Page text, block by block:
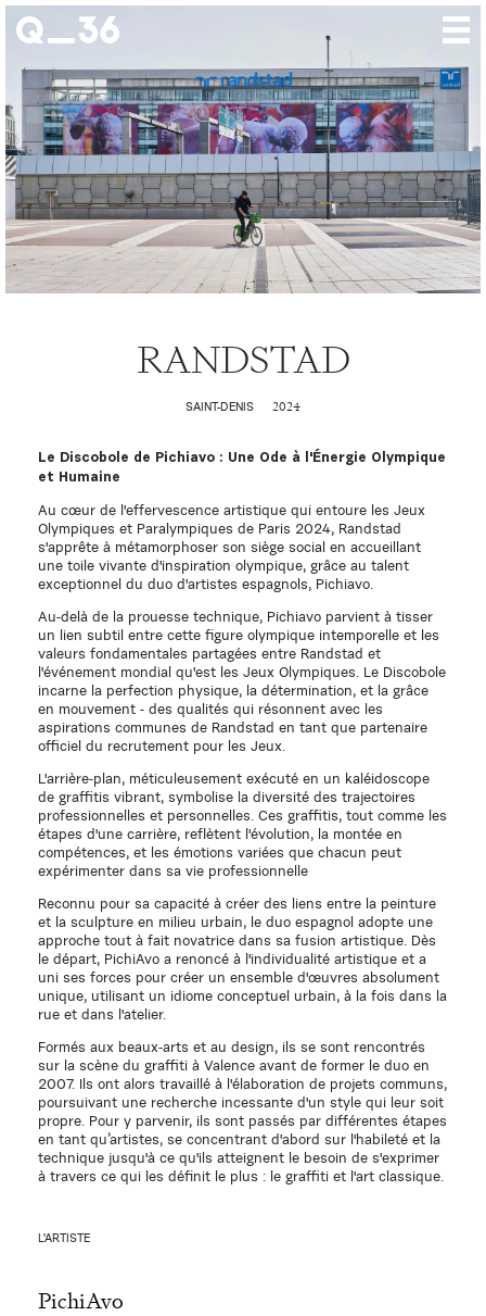
Nos créations
Nos talents
Où nous trouver
Nos expositions
À propos
RANDSTAD
SAINT-DENIS 2024
Le Discobole de Pichiavo : Une Ode à l'Énergie Olympique
et Humaine
Au cœur de l'effervescence artistique qui entoure les Jeux
Olympiques et Paralympiques de Paris 2024, Randstad
s'apprête à métamorphoser son siège social en accueillant
une toile vivante d'inspiration olympique, grâce au talent
exceptionnel du duo d'artistes espagnols, Pichiavo.
Au-delà de la prouesse technique, Pichiavo parvient à tisser
un lien subtil entre cette figure olympique intemporelle et les
valeurs fondamentales partagées entre Randstad et
l'événement mondial qu'est les Jeux Olympiques. Le Discobole
incarne la perfection physique, la détermination, et la grâce
en mouvement - des qualités qui résonnent avec les
aspirations communes de Randstad en tant que partenaire
officiel du recrutement pour les Jeux.
L'arrière-plan, méticuleusement exécuté en un kaléidoscope
de graffitis vibrant, symbolise la diversité des trajectoires
professionnelles et personnelles. Ces graffitis, tout comme les
étapes d'une carrière, reflètent l'évolution, la montée en
compétences, et les émotions variées que chacun peut
expérimenter dans sa vie professionnelle
Reconnu pour sa capacité à créer des liens entre la peinture
et la sculpture en milieu urbain, le duo espagnol adopte une
approche tout à fait novatrice dans sa fusion artistique. Dès
le départ, PichiAvo a renoncé à l'individualité artistique et a
uni ses forces pour créer un ensemble d'œuvres absolument
unique, utilisant un idiome conceptuel urbain, à la fois dans la
rue et dans l'atelier.
Formés aux beaux-arts et au design, ils se sont rencontrés
sur la scène du graffiti à Valence avant de former le duo en
2007. Ils ont alors travaillé à l'élaboration de projets communs,
poursuivant une recherche incessante d'un style qui leur soit
propre. Pour y parvenir, ils sont passés par différentes étapes
en tant qu’artistes, se concentrant d'abord sur l'habileté et la
technique jusqu'à ce qu'ils atteignent le besoin de s'exprimer
à travers ce qui les définit le plus : le graffiti et l'art classique.
L'ARTISTE
PichiAvo